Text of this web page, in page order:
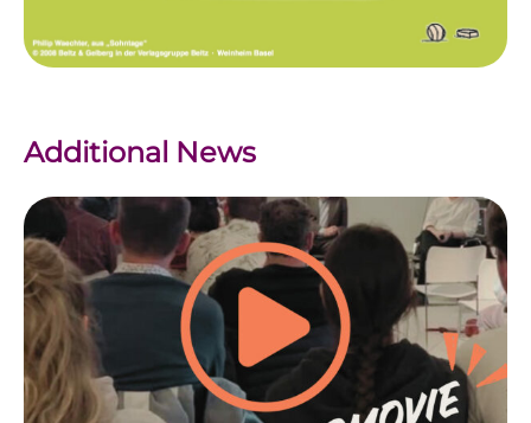
Additional News